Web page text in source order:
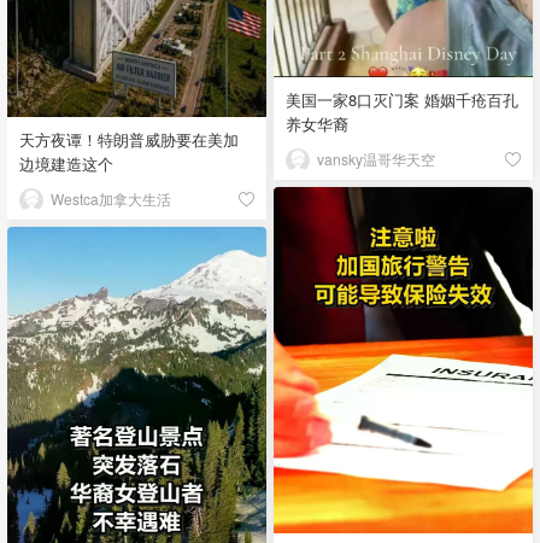
美国一家8口灭门案 婚姻千疮百孔
养女华裔
vansky温哥华天空
天方夜谭！特朗普威胁要在美加
边境建造这个
Westca加拿大生活